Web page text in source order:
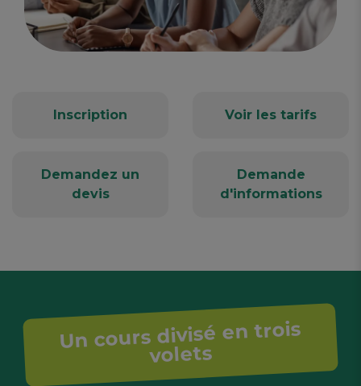
Inscription Voir les tarifs
Demandez un
devis
Demande
d'informations
Un cours divisé en trois
volets